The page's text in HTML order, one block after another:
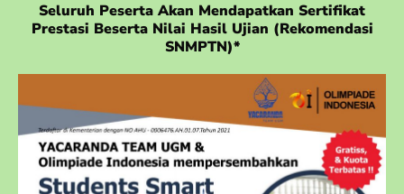
Seluruh Peserta Akan Mendapatkan Sertifikat
Prestasi Beserta Nilai Hasil Ujian (rekomendasi
SNMPTN)*